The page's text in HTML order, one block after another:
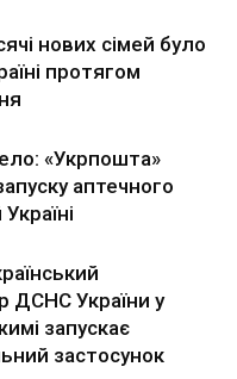
нових сімей було
протягом
«Укрпошта»
аптечного
ДСНС України у
запускає
застосунок